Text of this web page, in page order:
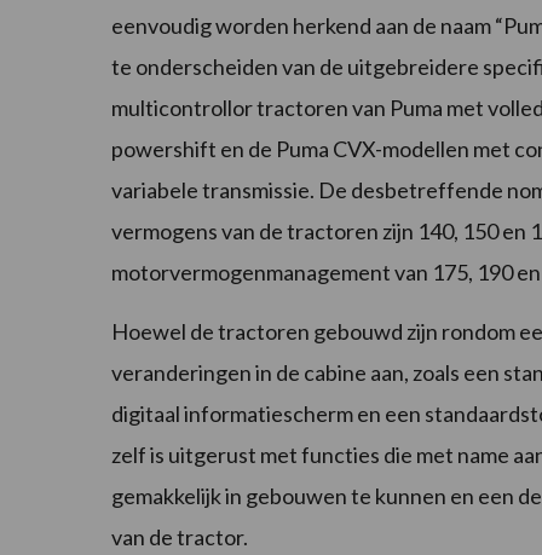
eenvoudig worden herkend aan de naam
te onderscheiden van de uitgebreidere
multicontrollor tractoren van Puma met
powershift en de Puma CVX-modellen met
variabele transmissie. De desbetreffende
vermogens van de tractoren zijn 140, 150 en
motorvermogenmanagement van 175, 190
Hoewel de tractoren gebouwd zijn rondom
veranderingen in de cabine aan, zoals een
digitaal informatiescherm en een
zelf is uitgerust met functies die met name
gemakkelijk in gebouwen te kunnen en een
van de tractor.